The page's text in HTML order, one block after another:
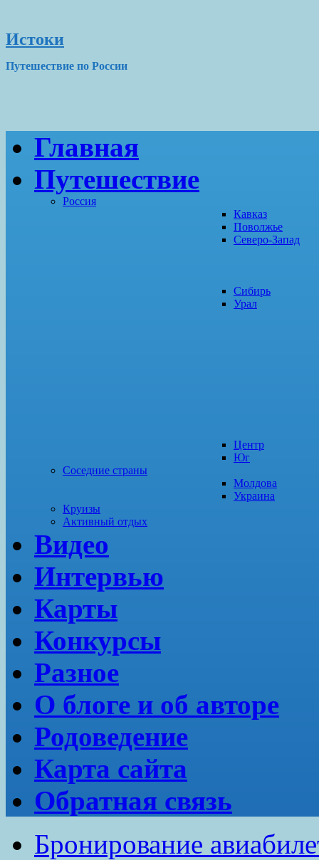
Истоки
Путешествие по России
Главная
Путешествие
Россия
Кавказ
Поволжье
Северо-Запад
Сибирь
Урал
Центр
Юг
Соседние страны
Молдова
Украина
Круизы
Активный отдых
Видео
Интервью
Карты
Конкурсы
Разное
О блоге и об авторе
Родоведение
Карта сайта
Обратная связь
Бронирование